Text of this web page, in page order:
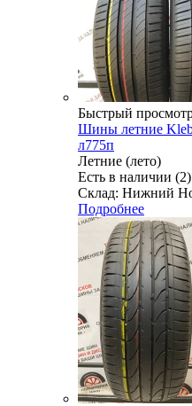
Быстрый
Шины летние
л775п
Летние (лето)
Есть в наличии (2)
Склад: Нижний
Подробнее